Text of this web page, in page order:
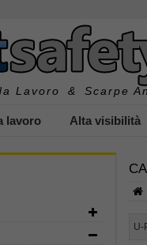
Lavoro & Scarpe
lavoro Alta visibilità
U-